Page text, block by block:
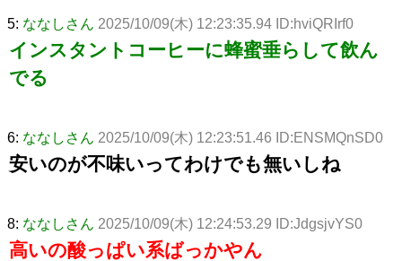
5: ななしさん 2025/10/09(木) 12:23:35.94 ID:hviQRIrf0
インスタントコーヒーに蜂蜜垂らして飲ん
でる
6: ななしさん 2025/10/09(木) 12:23:51.46 ID:ENSMQnSD0
安いのが不味いってわけでも無いしね
8: ななしさん 2025/10/09(木) 12:24:53.29 ID:JdgsjvYS0
高いの酸っぱい系ばっかやん